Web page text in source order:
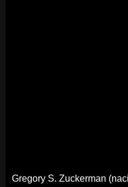
Gregory S. Zuckerman